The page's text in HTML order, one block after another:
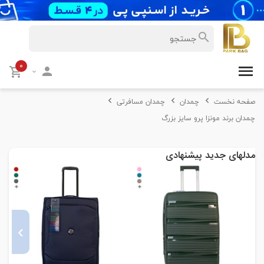
۰
صفحه نخست چمدان
چمدان مسافرتی
چمدان برند مونزا پرو سایز بزرگ
مدلهای جدید پیشنهادی
›